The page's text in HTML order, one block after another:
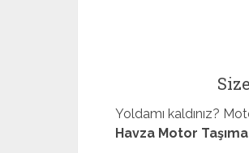
Yoldamı kaldınız?
Havza Motor Taşıma